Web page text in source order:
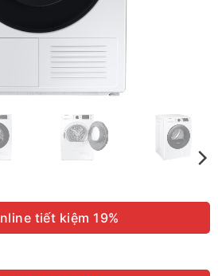
tiết kiệm 19%